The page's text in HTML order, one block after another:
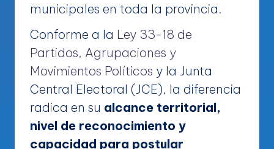
municipales en toda la provincia.
Conforme a la Ley 33-18 de
Partidos, Agrupaciones y
Movimientos Políticos y la Junta
Central Electoral (JCE), la diferencia
radica en su alcance territorial,
nivel de reconocimiento y
capacidad para postular